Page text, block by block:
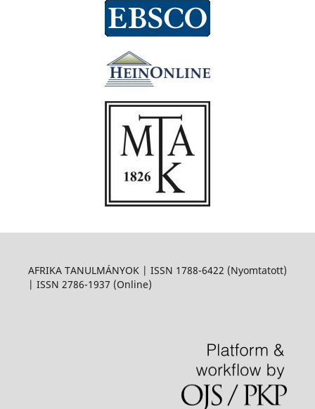
AFRIKA TANULMÁNYOK | ISSN 1788-6422 (Nyomtatott)
| ISSN 2786-1937 (Online)